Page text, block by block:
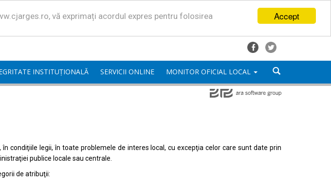
Accept
vă exprimați acordul expres pentru folosirea
INSTITUȚIONALĂ SERVICII ONLINE MONITOR OFICIAL LOCAL
condiţiile legii, în toate problemele de interes local, cu excepţia celor care sunt date prin
publice locale sau centrale.
de atribuţii: